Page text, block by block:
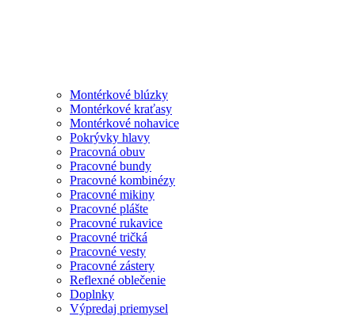
Montérkové blúzky
Montérkové kraťasy
Montérkové nohavice
Pokrývky hlavy
Pracovná obuv
Pracovné bundy
Pracovné kombinézy
Pracovné mikiny
Pracovné plášte
Pracovné rukavice
Pracovné tričká
Pracovné vesty
Pracovné zástery
Reflexné oblečenie
Doplnky
Výpredaj priemysel